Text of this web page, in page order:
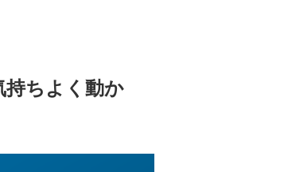
持ちよく動か